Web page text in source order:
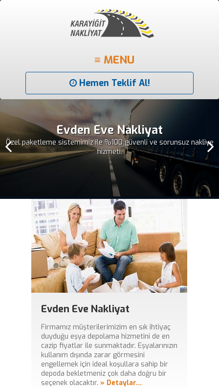
≡ MENU
Hemen Teklif Al!
Evden Eve Nakliyat
Özel paketleme sistemimiz ile %100 güvenli ve sorunsuz nakliye
hizmeti.
Kaliteli ve Güvenli Hizmet
Evden eve taşımacılıkta güven ve kalite bir arada. Bize güvenin,
gözünüz arkada kalmasın.
Uzman ve Tecrübeli Kadro
Tüm nakliye ihtiyaçlarınızda yılların bilgi birikimi ve tecrübesi ile
hizmetinizdeyiz.
Evden Eve Nakliyat
Firmamız müşterilerimizim en sık ihtiyaç
duyduğu eşya depolama hizmetini de en
cazip fiyatlar ile sunmaktadır. Eşyalarınızın
kullanım dışında zarar görmesini
engellemek için ideal koşullara sahip bir
depoda bekletmeniz çok daha doğru bir
seçenek olacaktır. » Detaylar...